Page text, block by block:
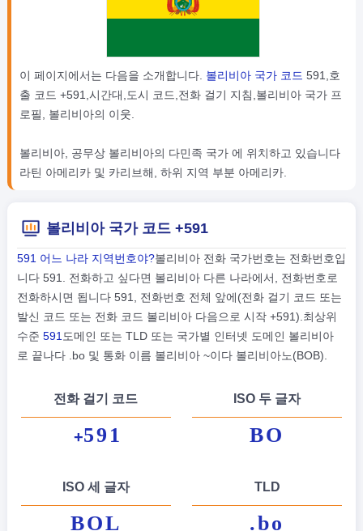
이 페이지에서는 다음을 소개합니다. 볼리비아 국가 코드 591,호
출 코드 +591,시간대,도시 코드,전화 걸기 지침,볼리비아 국가 프
로필, 볼리비아의 이웃.
볼리비아, 공무상 볼리비아의 다민족 국가 에 위치하고 있습니다
라틴 아메리카 및 카리브해, 하위 지역 부분 아메리카.
볼리비아 국가 코드 +591
591 어느 나라 지역번호야?볼리비아 전화 국가번호는 전화번호입
니다 591. 전화하고 싶다면 볼리비아 다른 나라에서, 전화번호로
전화하시면 됩니다 591, 전화번호 전체 앞에(전화 걸기 코드 또는
발신 코드 또는 전화 코드 볼리비아 다음으로 시작 +591).최상위
수준 591 도메인 또는 TLD 또는 국가별 인터넷 도메인 볼리비아
로 끝나다 .bo 및 통화 이름 볼리비아 ~이다 볼리비아노(BOB).
전화 걸기 코드
+591
ISO 두 글자
BO
ISO 세 글자
BOL
TLD
.bo